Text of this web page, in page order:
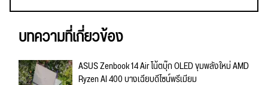
บทความที่เกี่ยวข้อง
ASUS Zenbook 14 Air โน้ตบุ๊ก OLED ขุมพลังใหม่ AMD
Ryzen AI 400 บางเฉียบดีไซน์พรีเมียม